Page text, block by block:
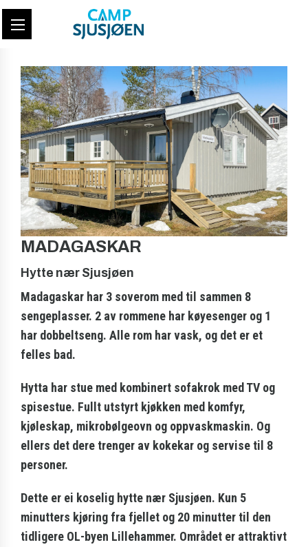
MADAGASKAR
Hytte nær Sjusjøen
Madagaskar har 3 soverom med til sammen 8
sengeplasser. 2 av rommene har køyesenger og 1
har dobbeltseng. Alle rom har vask, og det er et
felles bad.
Hytta har stue med kombinert sofakrok med TV og
spisestue. Fullt utstyrt kjøkken med komfyr,
kjøleskap, mikrobølgeovn og oppvaskmaskin. Og
ellers det dere trenger av kokekar og servise til 8
personer.
Dette er ei koselig hytte nær Sjusjøen. Kun 5
minutters kjøring fra fjellet og 20 minutter til den
tidligere OL-byen Lillehammer. Området er attraktivt